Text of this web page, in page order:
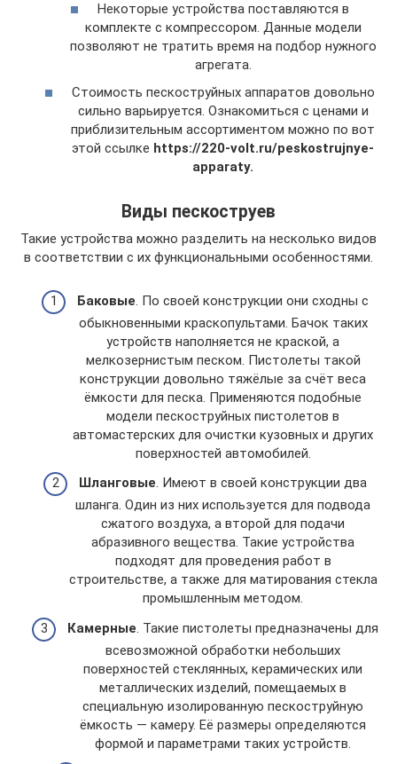
Некоторые устройства поставляются в
комплекте с компрессором. Данные модели
позволяют не тратить время на подбор нужного
агрегата.
Стоимость пескоструйных аппаратов довольно
сильно варьируется. Ознакомиться с ценами и
приблизительным ассортиментом можно по вот
этой ссылке https://220-volt.ru/peskostrujnye-
apparaty.
Виды пескоструев
Такие устройства можно разделить на несколько видов
в соответствии с их функциональными особенностями.
Баковые . По своей конструкции они сходны с
обыкновенными краскопультами. Бачок таких
устройств наполняется не краской, а
мелкозернистым песком. Пистолеты такой
конструкции довольно тяжёлые за счёт веса
ёмкости для песка. Применяются подобные
модели пескоструйных пистолетов в
автомастерских для очистки кузовных и других
поверхностей автомобилей.
Шланговые. Имеют в своей конструкции два
шланга. Один из них используется для подвода
сжатого воздуха, а второй для подачи
абразивного вещества. Такие устройства
подходят для проведения работ в
строительстве, а также для матирования стекла
промышленным методом.
Камерные . Такие пистолеты предназначены для
всевозможной обработки небольших
поверхностей стеклянных, керамических или
металлических изделий, помещаемых в
специальную изолированную пескоструйную
ёмкость — камеру. Её размеры определяются
формой и параметрами таких устройств.